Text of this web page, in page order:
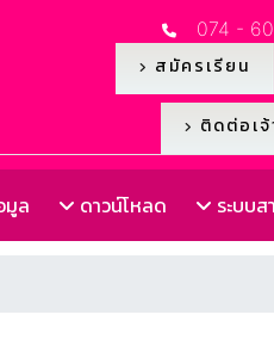
074 -
สมัครเรียน
ติดต่อเจ้
มูล ดาวน์โหลด ระบบส